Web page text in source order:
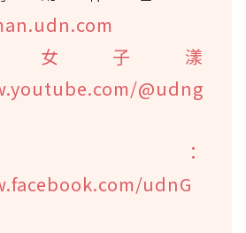
女子漾
@udng
：
udnG